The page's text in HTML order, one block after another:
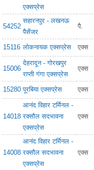
एक्सप्रेस
54252
सहारनपुर - लखनऊ
पैसेंजर
पै.
15116 लोकनायक एक्सप्रेस एक्स
15006
देहरादून - गोरखपुर
राप्ती गंगा एक्सप्रेस
एक्स
15280 पूरबिया एक्सप्रेस एक्स
14018
आनंद विहार टर्मिनल -
रक्सौल सदभावना
एक्सप्रेस
एक्स
14008
आनंद विहार टर्मिनल -
रक्सौल सदभावना
एक्सप्रेस
एक्स